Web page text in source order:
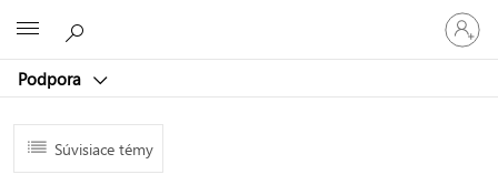
Podpora
Prihláste
sa
k
kontu
Súvisiace témy